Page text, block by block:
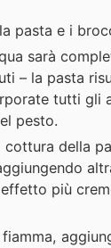
pasta e i
sarà
– la pasta
tutti gli
pesto.
cottura della
più